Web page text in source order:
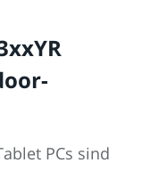
PCs sind